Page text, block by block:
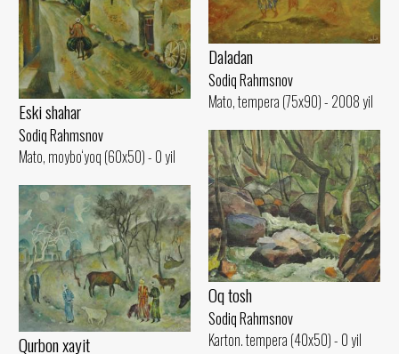
Eski shahar
Sodiq Rahmsnov
Mato, moybo‘yoq (60x50) - 0 yil
Daladan
Sodiq Rahmsnov
Mato, tempera (75x90) - 2008 yil
Oq tosh
Sodiq Rahmsnov
Karton. tempera (40x50) - 0 yil
Qurbon xayit